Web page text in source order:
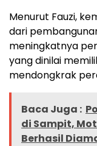
Menurut Fauzi,
dari
meningkatnya
yang dinilai
mendongkrak
Baca Juga :
di Sampit,
Berhasil